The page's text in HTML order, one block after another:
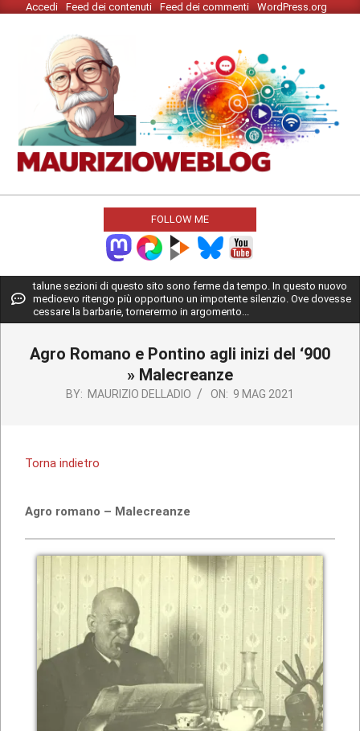
Skip Accedi Feed dei contenuti Feed dei commenti WordPress.org
MAURIZIO
WEBLOG
FOLLOW ME
Primary
Navigation
Menu
talune sezioni di questo sito sono ferme da tempo. In questo nuovo
medioevo ritengo più opportuno un impotente silenzio. Ove dovesse
cessare la barbarie, tornerermo in argomento...
Agro Romano e Pontino agli inizi del ‘900
» Malecreanze
BY: MAURIZIO DELLADIO ON: 9 MAG 2021
Torna indietro
Agro romano – Malecreanze